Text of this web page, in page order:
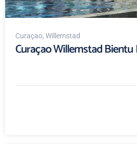
Curaçao, Willemstad
Curaçao Willemstad Bientu